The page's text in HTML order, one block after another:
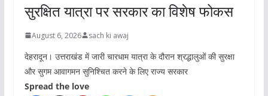
सुरक्षित यात्रा पर सरकार का विशेष फोकस
August 6, 2026 sach ki awaj
देहरादून। उत्तराखंड में जारी चारधाम यात्रा के दौरान श्रद्धालुओं की सुरक्षा
और सुगम आवागमन सुनिश्चित करने के लिए राज्य सरकार
Spread the love